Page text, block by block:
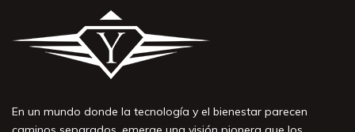
En un mundo donde la tecnología y el bienestar parecen